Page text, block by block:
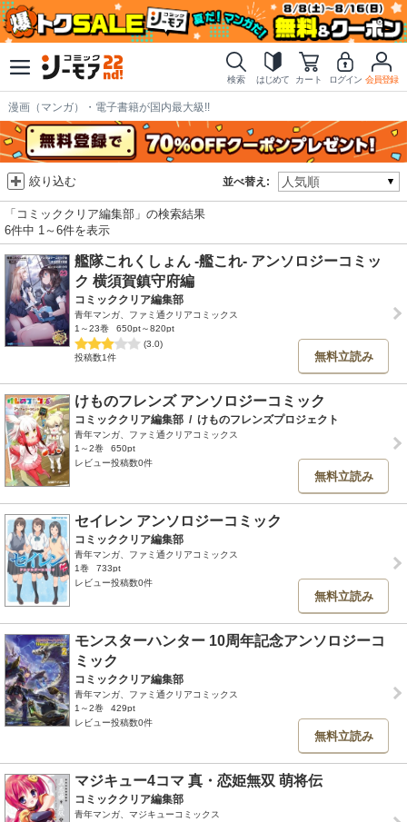
検索 はじめて カート ログイン 会員登録
漫画（マンガ）・電子書籍が国内最大級!!
並べ替え:
絞り込む
「コミッククリア編集部」の検索結果
6件中 1～6件を表示
艦隊これくしょん -艦これ- アンソロジーコミッ
ク 横須賀鎮守府編
コミッククリア編集部
青年マンガ、ファミ通クリアコミックス
1～23巻
650pt～820pt
(3.0)
投稿数1件
無料立読み
けものフレンズ アンソロジーコミック
コミッククリア編集部 / けものフレンズプロジェクト
青年マンガ、ファミ通クリアコミックス
1～2巻
650pt
レビュー投稿数0件
無料立読み
セイレン アンソロジーコミック
コミッククリア編集部
青年マンガ、ファミ通クリアコミックス
1巻
733pt
レビュー投稿数0件
無料立読み
モンスターハンター 10周年記念アンソロジーコ
ミック
コミッククリア編集部
青年マンガ、ファミ通クリアコミックス
1～2巻
429pt
レビュー投稿数0件
無料立読み
マジキュー4コマ 真・恋姫無双 萌将伝
コミッククリア編集部
青年マンガ、マジキューコミックス